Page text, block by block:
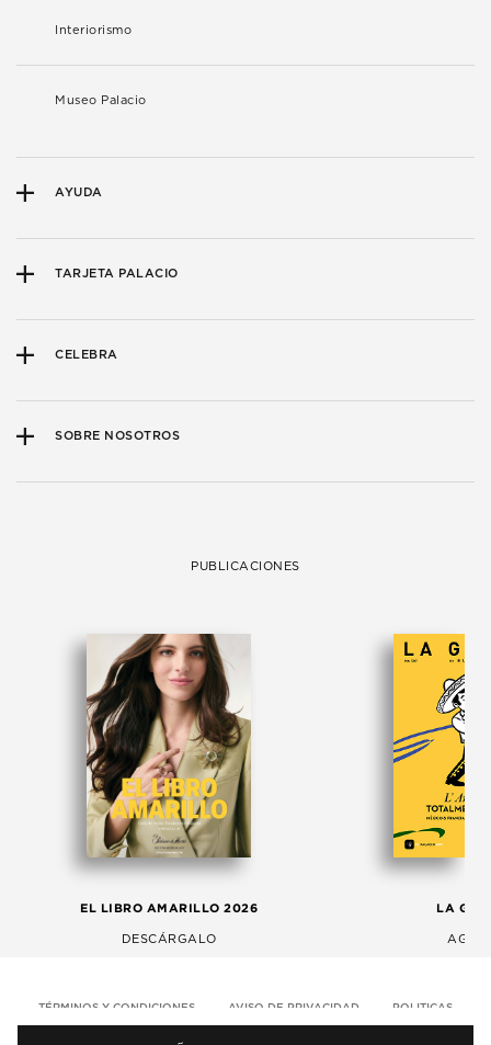
Interiorismo
Museo Palacio
AYUDA
TARJETA PALACIO
CELEBRA
SOBRE NOSOTROS
PUBLICACIONES
EL LIBRO AMARILLO 2026
DESCÁRGALO
LA
TÉRMINOS Y CONDICIONES AVISO DE PRIVACIDAD POLITICAS